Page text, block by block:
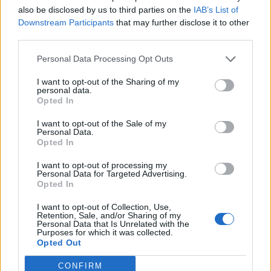
also be disclosed by us to third parties on the IAB’s List of
Downstream Participants that may further disclose it to other
Personal Data Processing Opt Outs
I want to opt-out of the Sharing of my
personal data.
Opted In
I want to opt-out of the Sale of my
Personal Data.
Opted In
I want to opt-out of processing my
Personal Data for Targeted Advertising.
Opted In
I want to opt-out of Collection, Use,
Retention, Sale, and/or Sharing of my
Personal Data that Is Unrelated with the
Purposes for which it was collected.
Opted Out
CONFIRM